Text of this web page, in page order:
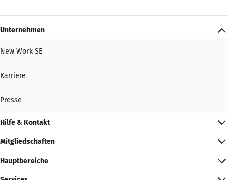
Unternehmen
New Work SE
Karriere
Presse
Hilfe & Kontakt
Mitgliedschaften
Hauptbereiche